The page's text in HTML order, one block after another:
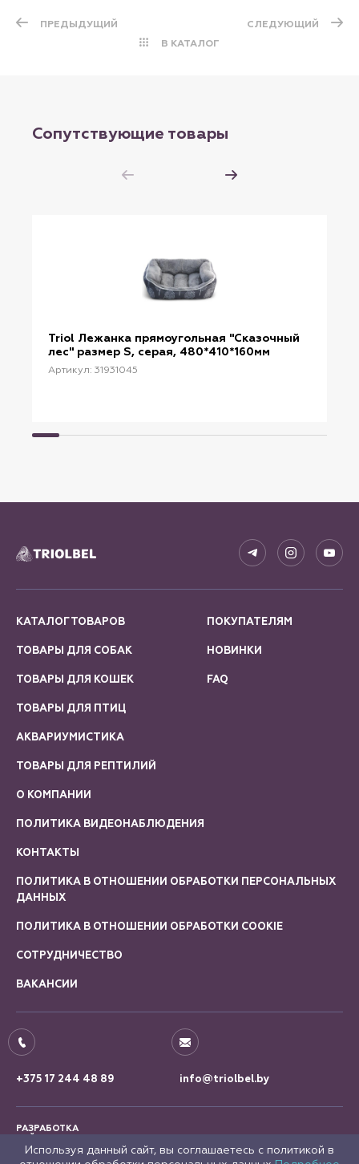
ПРЕДЫДУЩИЙ
В КАТАЛОГ
СЛЕДУЮЩИЙ
Сопутствующие товары
Triol Лежанка прямоугольная "Сказочный
лес" размер S, серая, 480*410*160мм
Артикул: 31931045
КАТАЛОГ ТОВАРОВ
ТОВАРЫ ДЛЯ СОБАК
ТОВАРЫ ДЛЯ КОШЕК
ТОВАРЫ ДЛЯ ПТИЦ
АКВАРИУМИСТИКА
ТОВАРЫ ДЛЯ РЕПТИЛИЙ
ПОКУПАТЕЛЯМ
НОВИНКИ
FAQ
О КОМПАНИИ
ПОЛИТИКА ВИДЕОНАБЛЮДЕНИЯ
КОНТАКТЫ
ПОЛИТИКА В ОТНОШЕНИИ ОБРАБОТКИ ПЕРСОНАЛЬНЫХ
ДАННЫХ
ПОЛИТИКА В ОТНОШЕНИИ ОБРАБОТКИ COOKIE
СОТРУДНИЧЕСТВО
ВАКАНСИИ
+375 17 244 48 89 info@triolbel.by
РАЗРАБОТКА
Используя данный сайт, вы соглашаетесь с политикой в